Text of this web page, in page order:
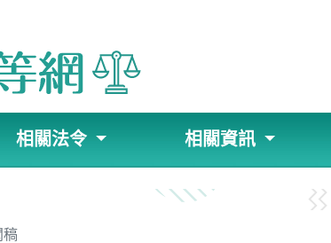
相關法令 相關資訊
稿